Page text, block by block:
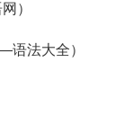
）
法大全）